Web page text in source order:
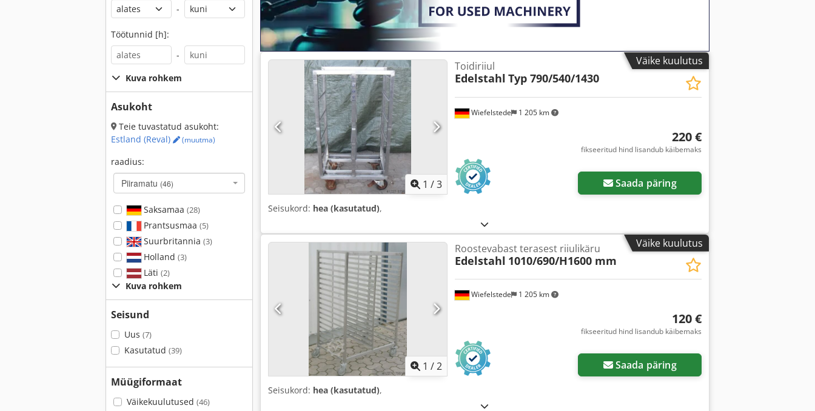
-
Töötunnid [h]:
-
Kuva rohkem
Asukoht
Teie tuvastatud asukoht:
Estland (Reval)
(muutma)
raadius:
Piiramatu (46)
Saksamaa (28)
Prantsusmaa (5)
Suurbritannia (3)
Holland (3)
Läti (2)
Kuva rohkem
Seisund
Uus (7)
Kasutatud (39)
Müügiformaat
Väikekuulutused (46)
Väike kuulutus
1 /3
Wiefelstede 1 205 km
Toidiriiul
Edelstahl Typ 790/540/1430
220 €
fikseeritud hind lisandub käibemaks
Saada päring
Seisukord: hea (kasutatud),
Väike kuulutus
Küsi lisapilte
1 /2
Wiefelstede 1 205 km
Roostevabast terasest riiulikäru
Edelstahl 1010/690/H1600 mm
120 €
fikseeritud hind lisandub käibemaks
Saada päring
Seisukord: hea (kasutatud),